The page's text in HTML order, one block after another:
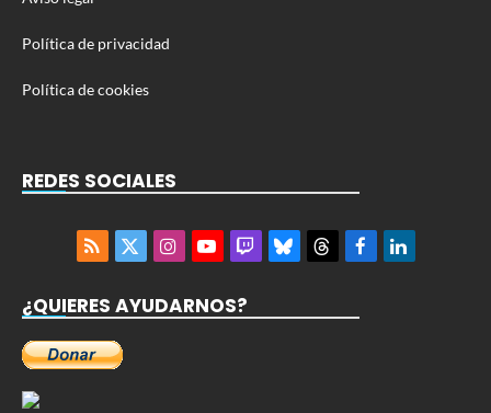
Política de privacidad
Política de cookies
REDES SOCIALES
RSS
X
InstagramYouTubeTwitchBlueskyThreadsFacebookLinkedIn
¿QUIERES AYUDARNOS?